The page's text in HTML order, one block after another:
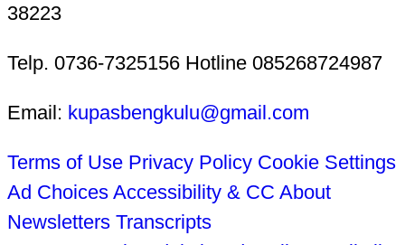
38223
Telp. 0736-7325156 Hotline 085268724987
Email: kupasbengkulu@gmail.com
Terms of Use Privacy Policy Cookie Settings
Ad Choices Accessibility & CC About
Newsletters Transcripts